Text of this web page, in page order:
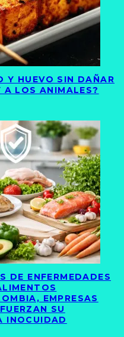
Y HUEVO SIN DAÑAR
A LOS ANIMALES?
DE ENFERMEDADES
EMPRESAS
SU
INOCUIDAD